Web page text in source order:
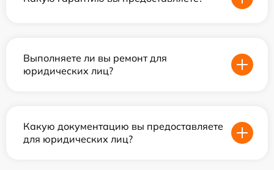
Выполняете ли вы ремонт для
юридических лиц?
Какую документацию вы предоставляете
для юридических лиц?